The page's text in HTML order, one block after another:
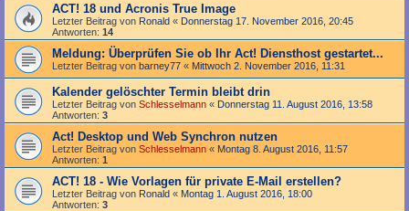
ACT! 18 und Acronis True Image
Letzter Beitrag von Ronald « Donnerstag 17. November 2016, 20:45
Antworten: 14
Meldung: Überprüfen Sie ob Ihr Act! Diensthost gestartet...
Letzter Beitrag von barney77 « Mittwoch 2. November 2016, 11:31
Kalender gelöschter Termin bleibt drin
Letzter Beitrag von Schlesselmann « Donnerstag 11. August 2016, 13:58
Antworten: 3
Act! Desktop und Web Synchron nutzen
Letzter Beitrag von Schlesselmann « Montag 8. August 2016, 11:57
Antworten: 1
ACT! 18 - Wie Vorlagen für private E-Mail erstellen?
Letzter Beitrag von Ronald « Montag 1. August 2016, 18:00
Antworten: 3